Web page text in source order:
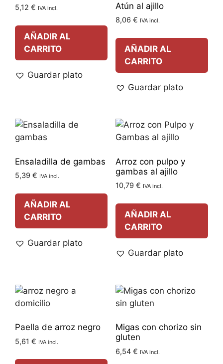
5,12 € IVA incl.
AÑADIR AL
CARRITO
Guardar plato
Atún al ajillo
8,06 € IVA incl.
AÑADIR AL
CARRITO
Guardar plato
Ensaladilla de gambas
5,39 € IVA incl.
AÑADIR AL
CARRITO
Guardar plato
Arroz con pulpo y
gambas al ajillo
10,79 € IVA incl.
AÑADIR AL
CARRITO
Guardar plato
Paella de arroz negro
5,61 € IVA incl.
Migas con chorizo sin
gluten
6,54 € IVA incl.